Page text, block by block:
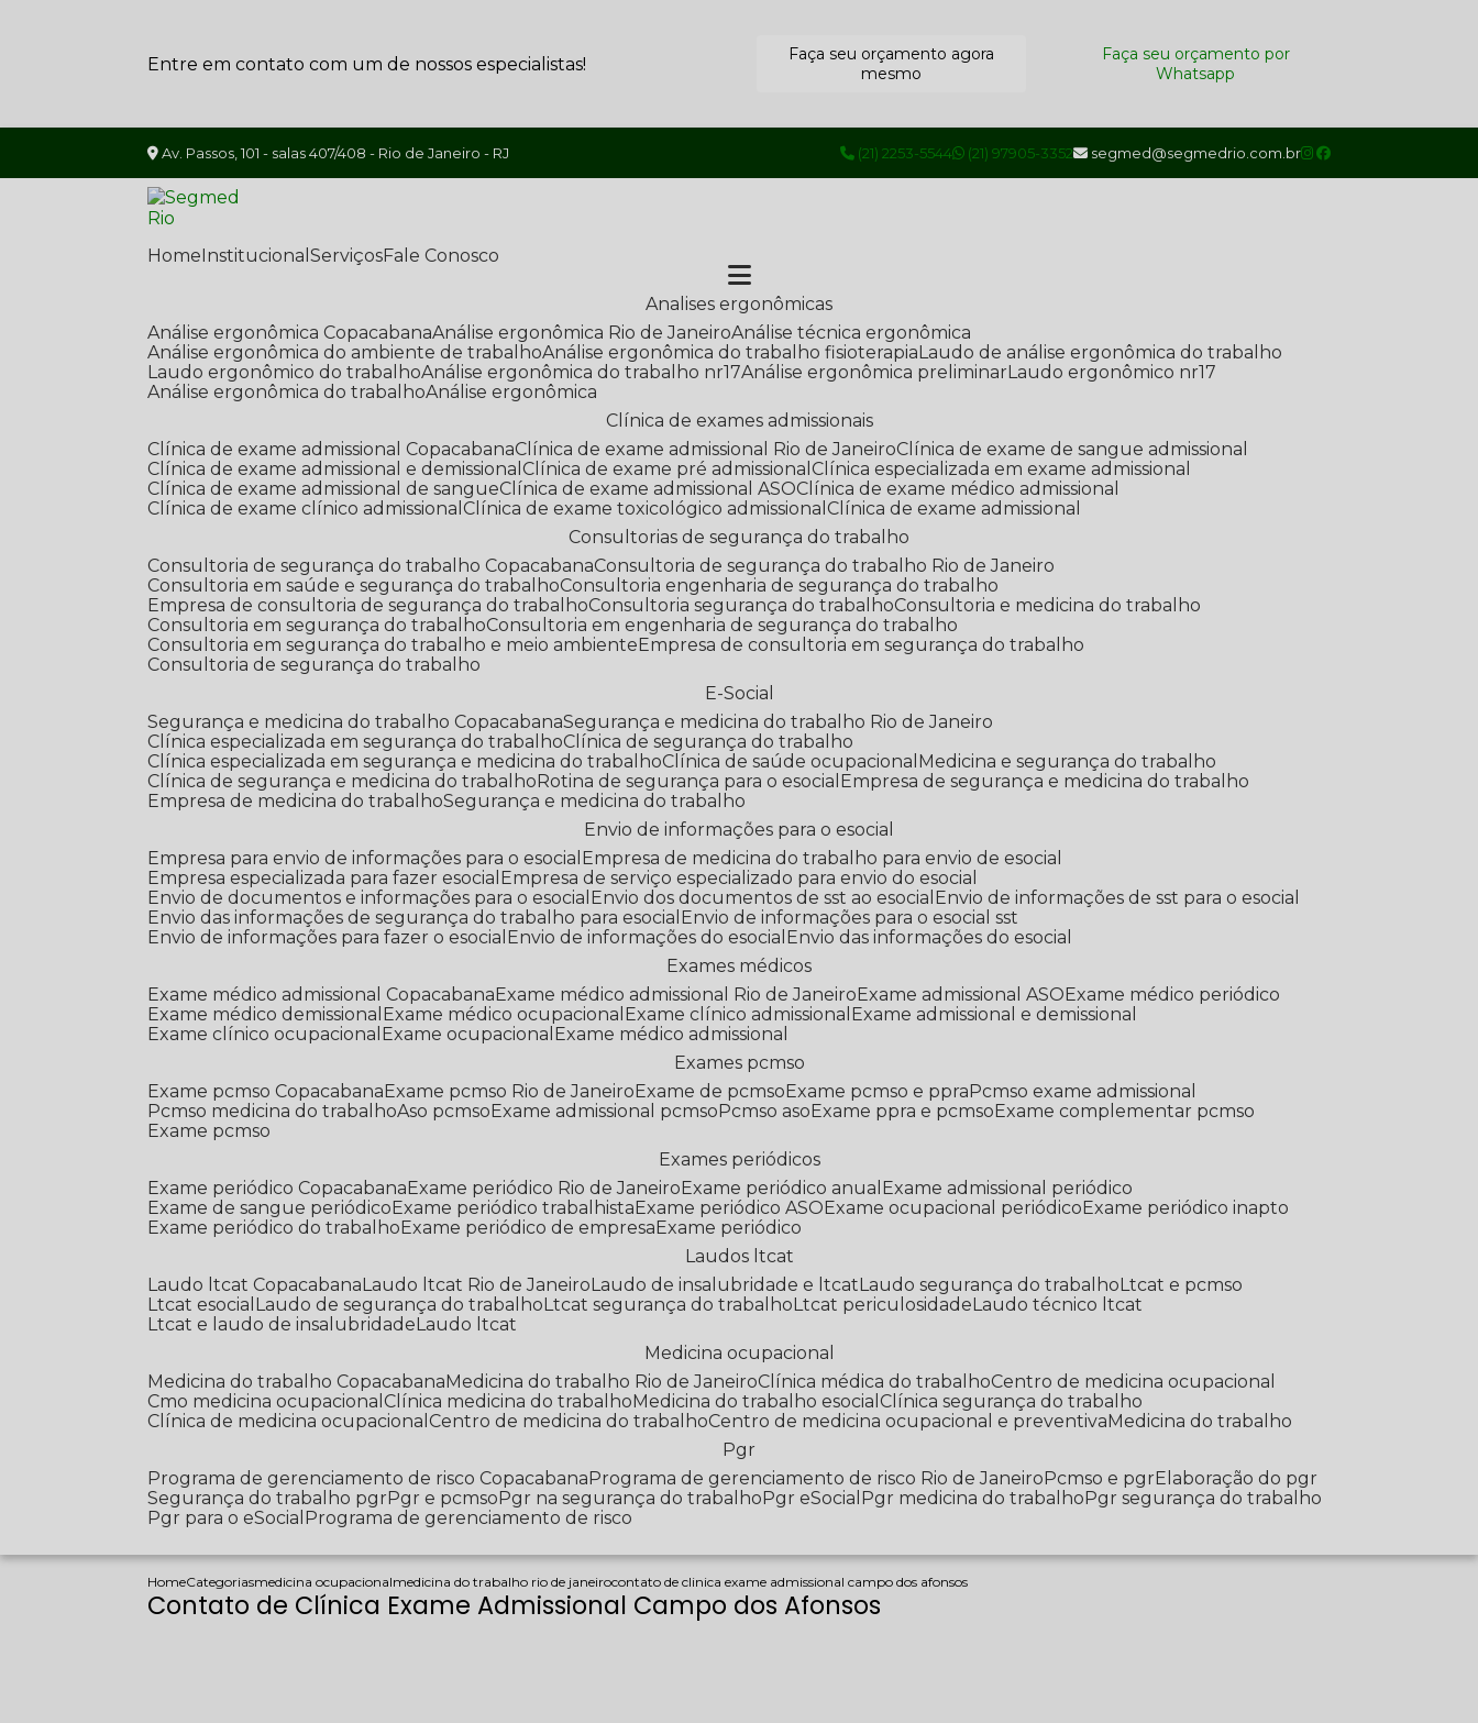
Entre em contato com um de nossos especialistas!
Faça seu orçamento agora
mesmo
Faça seu orçamento por
Whatsapp
Av. Passos, 101 - salas 407/408 - Rio de Janeiro - RJ (21) 2253-5544 (21) 97905-3352 segmed@segmedrio.com.br
Home Institucional Serviços Fale Conosco
Analises ergonômicas
Análise ergonômica Copacabana Análise ergonômica Rio de Janeiro Análise técnica ergonômica
Análise ergonômica do ambiente de trabalho Análise ergonômica do trabalho fisioterapia Laudo de análise ergonômica do trabalho
Laudo ergonômico do trabalho Análise ergonômica do trabalho nr17 Análise ergonômica preliminar Laudo ergonômico nr17
Análise ergonômica do trabalho Análise ergonômica
Clínica de exames admissionais
Clínica de exame admissional Copacabana
Clínica de exame admissional Rio de Janeiro
Clínica de exame de sangue admissional
Clínica de exame admissional e demissional
Clínica de exame pré admissional
Clínica especializada em exame admissional
Clínica de exame admissional de sangue
Clínica de exame admissional ASO
Clínica de exame médico admissional
Clínica de exame clínico admissional
Clínica de exame toxicológico admissional
Clínica de exame admissional
Consultorias de segurança do trabalho
Consultoria de segurança do trabalho Copacabana
Consultoria de segurança do trabalho Rio de Janeiro
Consultoria em saúde e segurança do trabalho
Consultoria engenharia de segurança do trabalho
Empresa de consultoria de segurança do trabalho
Consultoria segurança do trabalho
Consultoria e medicina do trabalho
Consultoria em segurança do trabalho
Consultoria em engenharia de segurança do trabalho
Consultoria em segurança do trabalho e meio ambiente
Empresa de consultoria em segurança do trabalho
Consultoria de segurança do trabalho
E-Social
Segurança e medicina do trabalho Copacabana Segurança e medicina do trabalho Rio de Janeiro
Clínica especializada em segurança do trabalho
Clínica de segurança do trabalho
Clínica especializada em segurança e medicina do trabalho
Clínica de saúde ocupacional
Medicina e segurança do trabalho
Clínica de segurança e medicina do trabalho
Rotina de segurança para o esocial
Empresa de segurança e medicina do trabalho
Empresa de medicina do trabalho Segurança e medicina do trabalho
Envio de informações para o esocial
Empresa para envio de informações para o esocial
Empresa de medicina do trabalho para envio de esocial
Empresa especializada para fazer esocial
Empresa de serviço especializado para envio do esocial
Envio de documentos e informações para o esocial
Envio dos documentos de sst ao esocial
Envio de informações de sst para o esocial
Envio das informações de segurança do trabalho para esocial
Envio de informações para o esocial sst
Envio de informações para fazer o esocial
Envio de informações do esocial
Envio das informações do esocial
Exames médicos
Exame médico admissional Copacabana
Exame médico admissional Rio de Janeiro Exame admissional ASO
Exame médico periódico
Exame médico demissional
Exame médico ocupacional Exame clínico admissional
Exame admissional e demissional
Exame clínico ocupacional
Exame ocupacional
Exame médico admissional
Exames pcmso
Exame pcmso Copacabana
Exame pcmso Rio de Janeiro Exame de pcmso Exame pcmso e ppra
Pcmso exame admissional
Pcmso medicina do trabalho Aso pcmso Exame admissional pcmso Pcmso aso Exame ppra e pcmso
Exame complementar pcmso
Exame pcmso
Exames periódicos
Exame periódico Copacabana
Exame periódico Rio de Janeiro Exame periódico anual
Exame admissional periódico
Exame de sangue periódico
Exame periódico trabalhista Exame periódico ASO Exame ocupacional periódico
Exame periódico inapto
Exame periódico do trabalho
Exame periódico de empresa
Exame periódico
Laudos ltcat
Laudo ltcat Copacabana Laudo ltcat Rio de Janeiro Laudo de insalubridade e ltcat Laudo segurança do trabalho Ltcat e pcmso
Ltcat esocial
Laudo de segurança do trabalho Ltcat segurança do trabalho Ltcat periculosidade Laudo técnico ltcat
Ltcat e laudo de insalubridade Laudo ltcat
Medicina ocupacional
Medicina do trabalho Copacabana
Medicina do trabalho Rio de Janeiro Clínica médica do trabalho
Centro de medicina ocupacional
Cmo medicina ocupacional
Clínica medicina do trabalho Medicina do trabalho esocial
Clínica segurança do trabalho
Clínica de medicina ocupacional
Centro de medicina do trabalho Centro de medicina ocupacional e preventiva
Medicina do trabalho
Pgr
Programa de gerenciamento de risco Copacabana
Programa de gerenciamento de risco Rio de Janeiro Pcmso e pgr
Elaboração do pgr
Segurança do trabalho pgr
Pgr e pcmso Pgr na segurança do trabalho Pgr eSocial Pgr medicina do trabalho
Pgr segurança do trabalho
Pgr para o eSocial
Programa de gerenciamento de risco
HomeCategoriasmedicina ocupacionalmedicina do trabalho rio de janeirocontato de clinica exame admissional campo dos afonsos
Contato de Clínica Exame Admissional Campo dos Afonsos